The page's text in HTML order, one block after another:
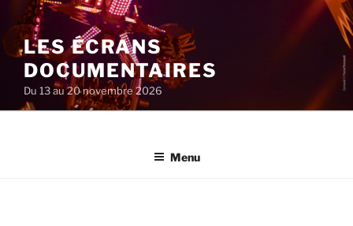
au
contenu
principal
LES ÉCRANS
DOCUMENTAIRES
Du 13 au 20 novembre 2026
Menu